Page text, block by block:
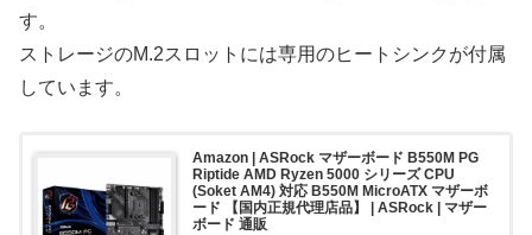
す。
ストレージのM.2スロットには専用のヒートシンクが付属
しています。
Amazon | ASRock マザーボード B550M PG
Riptide AMD Ryzen 5000 シリーズ CPU
(Soket AM4) 対応 B550M MicroATX マザーボ
ード 【国内正規代理店品】 | ASRock | マザー
ボード 通販